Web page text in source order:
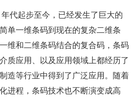
代起步至今，已经发生了巨大的
单一维条码到现在的复杂二维条
维和二维条码结合的复合码，条码
质应用、以及应用领域上都经历了
造等行业中得到了广泛应用。随着
进程，条码技术也不断演变成高